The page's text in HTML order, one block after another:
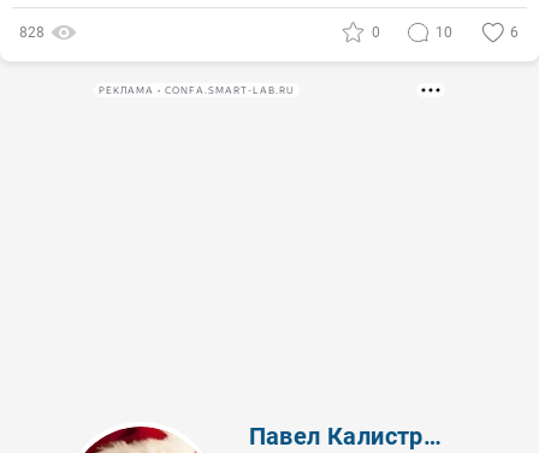
828 0 10 6
РЕКЛАМА • CONFA.SMART-LAB.RU
Павел Калистратов